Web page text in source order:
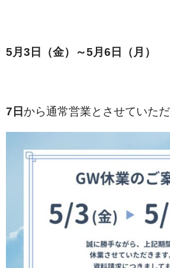
5月3日（金）～5月6日（月）
7日 から通常営業とさせていた